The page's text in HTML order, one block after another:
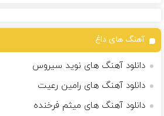
آهنگ های داغ
دانلود آهنگ های نوید سیروس
دانلود آهنگ های رامین رعیت
دانلود آهنگ های میثم فرخنده